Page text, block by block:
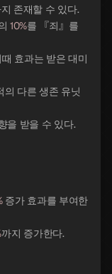
존재할 수 있다.
10%를 『죄』를
효과는 받은 대미
의 다른 생존 유닛
을 받을 수 있다.
증가 효과를 부여한
까지 증가한다.